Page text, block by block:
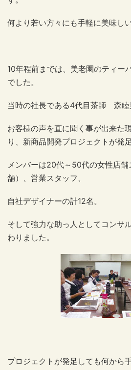
何より若い方々にも手軽に美味し
10年程前までは、美老園のティー
でした。
当時の社長である4代目茶師 森睦
お客様の声を直に聞く事が出来た
り、新商品開発プロジェクトが発
メンバーは20代～50代の女性店
舗）、営業スタッフ、
自社デザイナーの計12名。
そして強力な助っ人としてコンサ
わりました。
プロジェクトが発足しても何から